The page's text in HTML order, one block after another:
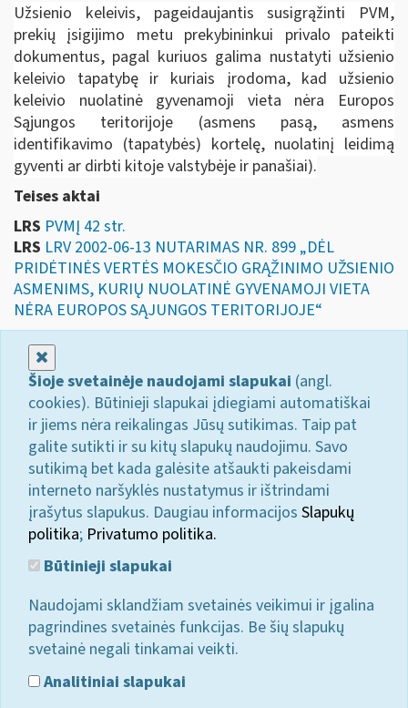
Užsienio keleivis, pageidaujantis susigrąžinti PVM,
prekių įsigijimo metu prekybininkui privalo pateikti
dokumentus, pagal kuriuos galima nustatyti užsienio
keleivio tapatybę ir kuriais įrodoma, kad užsienio
keleivio nuolatinė gyvenamoji vieta nėra Europos
Sąjungos teritorijoje (asmens pasą, asmens
identifikavimo (tapatybės) kortelę, nuolatinį leidimą
gyventi ar dirbti kitoje valstybėje ir panašiai).
Teises aktai
LRS PVMĮ 42 str.
LRS LRV 2002-06-13 NUTARIMAS NR. 899 „DĖL
PRIDĖTINĖS VERTĖS MOKESČIO GRĄŽINIMO UŽSIENIO
ASMENIMS, KURIŲ NUOLATINĖ GYVENAMOJI VIETA
NĖRA EUROPOS SĄJUNGOS TERITORIJOJE“
Šioje svetainėje naudojami slapukai (angl.
cookies). Būtinieji slapukai įdiegiami automatiškai
ir jiems nėra reikalingas Jūsų sutikimas. Taip pat
galite sutikti ir su kitų slapukų naudojimu. Savo
sutikimą bet kada galėsite atšaukti pakeisdami
interneto naršyklės nustatymus ir ištrindami
įrašytus slapukus. Daugiau informacijos Slapukų
politika; Privatumo politika.
Būtinieji slapukai
Naudojami sklandžiam svetainės veikimui ir įgalina
pagrindines svetainės funkcijas. Be šių slapukų
svetainė negali tinkamai veikti.
Analitiniai slapukai